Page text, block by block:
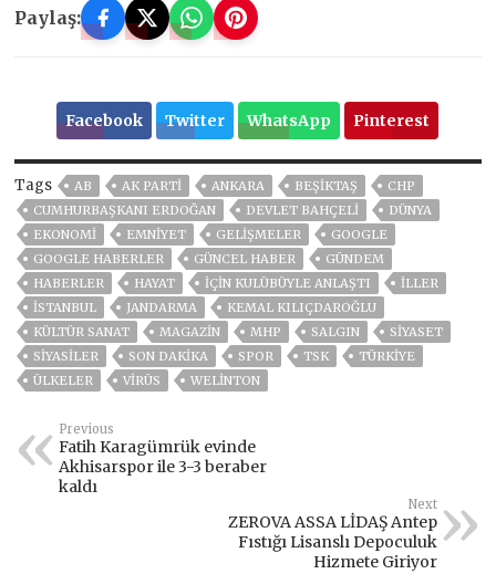
Paylaş:
Facebook Twitter WhatsApp Pinterest
Tags AB AK PARTİ ANKARA BEŞIKTAŞ
CHP
CUMHURBAŞKANI ERDOĞAN
DEVLET BAHÇELİ
DÜNYA
EKONOMİ
EMNİYET GELIŞMELER
GOOGLE
GOOGLE HABERLER
GÜNCEL HABER
GÜNDEM
HABERLER
HAYAT IÇIN KULÜBÜYLE ANLAŞTI
İLLER
ISTANBUL
JANDARMA
KEMAL KILIÇDAROĞLU
KÜLTÜR SANAT
MAGAZİN MHP SALGIN
SİYASET
SİYASİLER
SON DAKIKA SPOR TSK
TÜRKİYE
ÜLKELER
VIRÜS WELINTON
Previous
Fatih Karagümrük evinde
Akhisarspor ile 3-3 beraber
kaldı
Next
ZEROVA ASSA LİDAŞ Antep
Fıstığı Lisanslı Depoculuk
Hizmete Giriyor